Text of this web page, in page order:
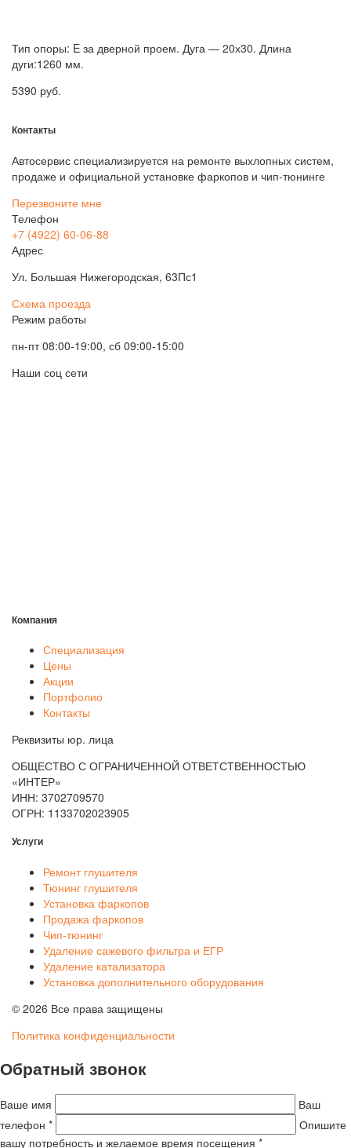
Тип опоры: E за дверной проем. Дуга — 20х30. Длина
дуги:1260 мм.
5390 руб.
Контакты
Автосервис специализируется на ремонте выхлопных систем,
продаже и официальной установке фаркопов и чип-тюнинге
Перезвоните мне
Телефон
+7 (4922) 60-06-88
Адрес
Ул. Большая Нижегородская, 63Пс1
Схема проезда
Режим работы
пн-пт 08:00-19:00, сб 09:00-15:00
Наши соц сети
Компания
Специализация
Цены
Акции
Портфолио
Контакты
Реквизиты юр. лица
ОБЩЕСТВО С ОГРАНИЧЕННОЙ ОТВЕТСТВЕННОСТЬЮ
«ИНТЕР»
ИНН: 3702709570
ОГРН: 1133702023905
Услуги
Ремонт глушителя
Тюнинг глушителя
Установка фаркопов
Продажа фаркопов
Чип-тюнинг
Удаление сажевого фильтра и ЕГР
Удаление катализатора
Установка дополнительного оборудования
© 2026 Все права защищены
Политика конфиденциальности
Обратный звонок
Ваше имя
Ваш
телефон *
Опишите
вашу потребность и желаемое время посещения *